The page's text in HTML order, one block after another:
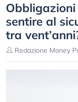
sentire al
tra
Redazione Money